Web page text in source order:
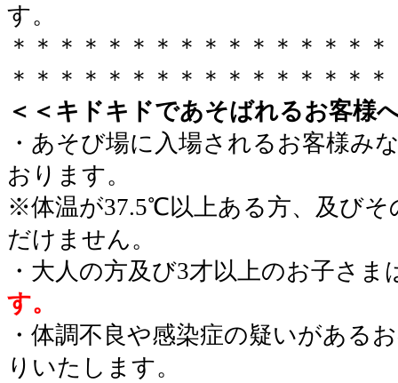
す。
＊＊＊＊＊＊＊＊＊＊＊＊＊＊＊
＊＊＊＊＊＊＊＊＊＊＊＊＊＊＊＊
＜＜キドキドであそばれるお客様
・あそび場に入場されるお客様み
おります。
※体温が37.5℃以上ある方、及びそ
だけません。
・大人の方及び3才以上のお子さま
す。
・体調不良や感染症の疑いがある
りいたします。